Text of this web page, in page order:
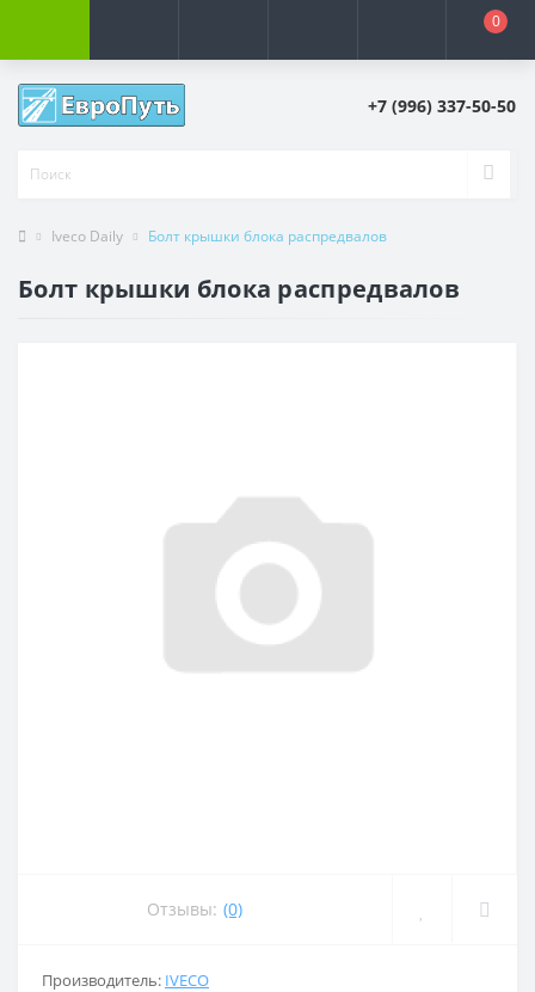
0
+7 (996) 337-50-50
Iveco Daily Болт крышки блока распредвалов
Болт крышки блока распредвалов
Отзывы: (0)
Производитель: IVECO